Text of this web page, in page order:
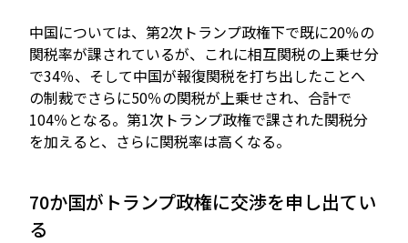
中国については、第2次トランプ政権下で既に20％の
関税率が課されているが、これに相互関税の上乗せ分
で34％、そして中国が報復関税を打ち出したことへ
の制裁でさらに50％の関税が上乗せされ、合計で
104％となる。第1次トランプ政権で課された関税分
を加えると、さらに関税率は高くなる。
70か国がトランプ政権に交渉を申し出てい
る